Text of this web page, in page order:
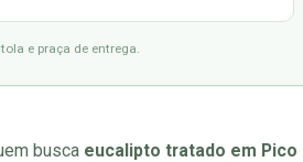
e praça de entrega.
busca eucalipto tratado em Pico